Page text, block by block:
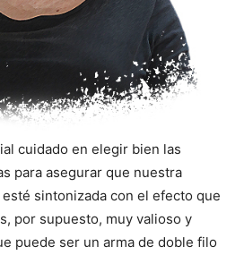
cuidado en elegir bien las
para asegurar que nuestra
sintonizada con el efecto que
por supuesto, muy valioso y
puede ser un arma de doble filo